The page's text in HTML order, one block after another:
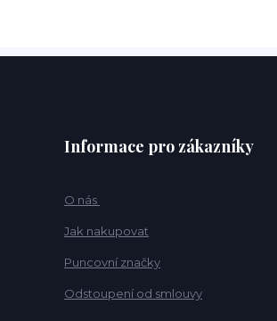
Informace pro zákazníky
O nás
Jak nakupovat
Puncovní značky
Odstoupení od smlouvy